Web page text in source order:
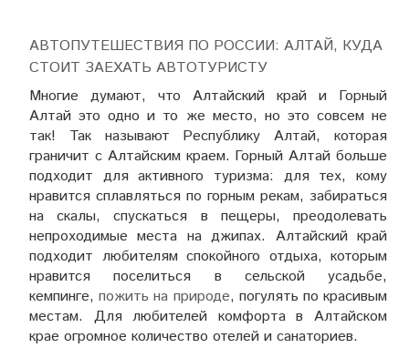
АВТОПУТЕШЕСТВИЯ ПО РОССИИ: АЛТАЙ, КУДА
СТОИТ ЗАЕХАТЬ АВТОТУРИСТУ
Многие думают, что Алтайский край и Горный
Алтай это одно и то же место, но это совсем не
так! Так называют Республику Алтай, которая
граничит с Алтайским краем. Горный Алтай больше
подходит для активного туризма: для тех, кому
нравится сплавляться по горным рекам, забираться
на скалы, спускаться в пещеры, преодолевать
непроходимые места на джипах. Алтайский край
подходит любителям спокойного отдыха, которым
нравится поселиться в сельской усадьбе,
кемпинге,пожить на природе, погулять по красивым
местам. Для любителей комфорта в Алтайском
крае огромное количество отелей и санаториев.